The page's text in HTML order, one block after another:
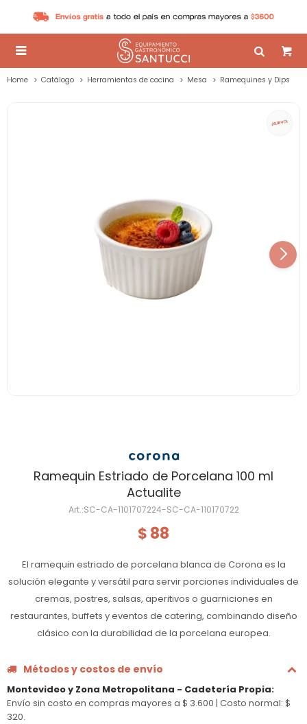

Home Catálogo Herramientas de cocina Mesa Ramequines y Dips
Ramequin Estriado de Porcelana 100 ml
Actualite
SC-CA-1101707224-SC-CA-110170722
$ 88
El ramequin estriado de porcelana blanca de Corona es la
solución elegante y versátil para servir porciones individuales de
cremas, postres, salsas, aperitivos o guarniciones en
restaurantes, buffets y eventos de catering, combinando diseño
clásico con la durabilidad de la porcelana europea.
Métodos y costos de envío
Montevideo y Zona Metropolitana - Cadetería Propia:
Envío sin costo en compras mayores a $ 3.600 | Costo normal: $
320.